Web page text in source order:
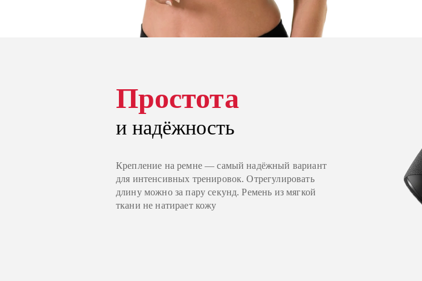
Простота
и надёжность
Крепление на ремне — самый надёжный вариант
для интенсивных тренировок. Отрегулировать
длину можно за пару секунд. Ремень из мягкой
ткани не натирает кожу